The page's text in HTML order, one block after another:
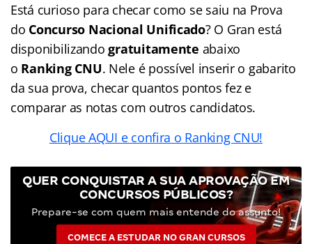
Está curioso para checar como se saiu na Prova
do Concurso Nacional Unificado? O Gran está
disponibilizandogratuitamente abaixo
o Ranking CNU. Nele é possível inserir o gabarito
da sua prova, checar quantos pontos fez e
comparar as notas com outros candidatos.
Clique AQUI e confira o Ranking CNU!
QUER CONQUISTAR A SUA APROVAÇÃO EM
CONCURSOS PÚBLICOS?
Prepare-se com quem mais entende do assunto!
COMECE A ESTUDAR NO GRAN CURSOS